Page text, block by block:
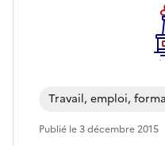
Travail, emploi,
Publié le3 décembre 2015